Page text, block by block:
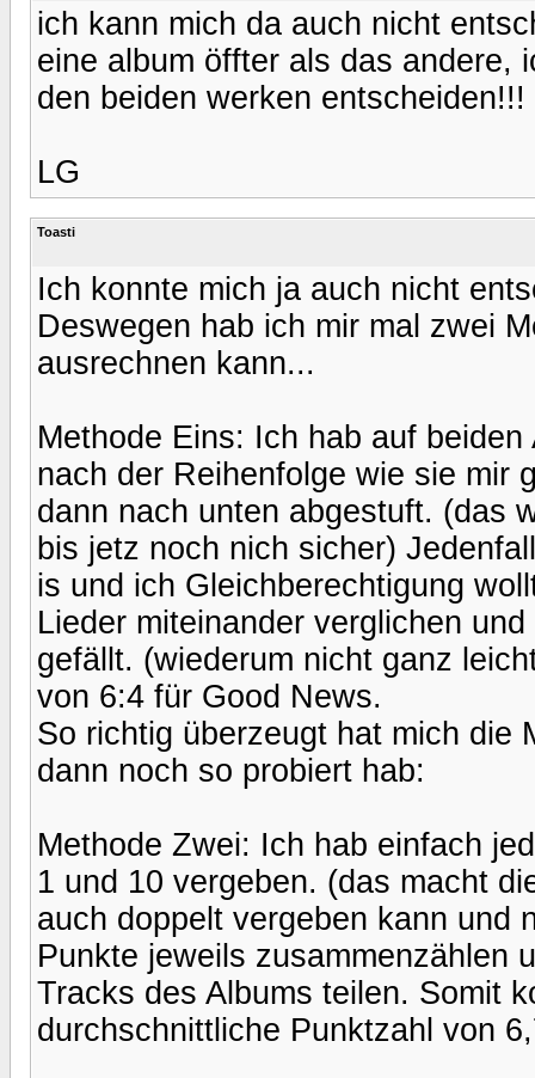
ich kann mich da auch nicht
eine album öffter als das andere,
den beiden werken entscheiden!!!
LG
Toasti
Ich konnte mich ja auch nicht
Deswegen hab ich mir mal zwei
ausrechnen kann...
Methode Eins: Ich hab auf
nach der Reihenfolge wie sie mir
dann nach unten abgestuft. (das
bis jetz noch nich sicher)
is und ich Gleichberechtigung
Lieder miteinander verglichen
gefällt. (wiederum nicht ganz
von 6:4 für Good News.
So richtig überzeugt hat mich die
dann noch so probiert hab:
Methode Zwei: Ich hab einfach
1 und 10 vergeben. (das macht
auch doppelt vergeben kann und
Punkte jeweils zusammenzählen
Tracks des Albums teilen. Somit
durchschnittliche Punktzahl von